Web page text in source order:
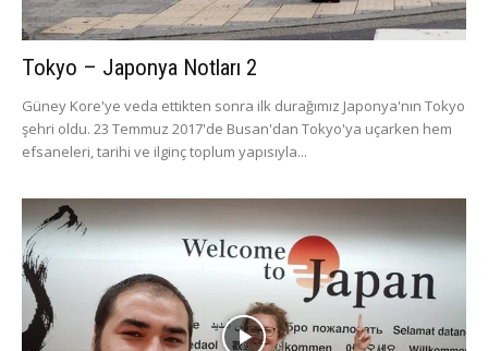
Tokyo – Japonya Notları 2
Güney Kore'ye veda ettikten sonra ilk durağımız Japonya'nın Tokyo
şehri oldu. 23 Temmuz 2017'de Busan'dan Tokyo'ya uçarken hem
efsaneleri, tarihi ve ilginç toplum yapısıyla...